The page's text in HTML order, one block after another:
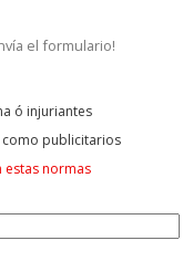
el formulario!
ó injuriantes
publicitarios
estas normas